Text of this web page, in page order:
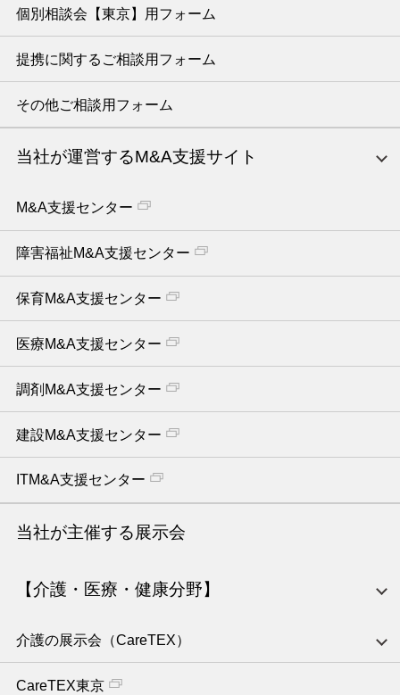
個別相談会【東京】用フォーム
提携に関するご相談用フォーム
その他ご相談用フォーム
当社が運営するM&A支援サイト
M&A支援センター
障害福祉M&A支援センター
保育M&A支援センター
医療M&A支援センター
調剤M&A支援センター
建設M&A支援センター
ITM&A支援センター
当社が主催する展示会
【介護・医療・健康分野】
介護の展示会（CareTEX）
CareTEX東京